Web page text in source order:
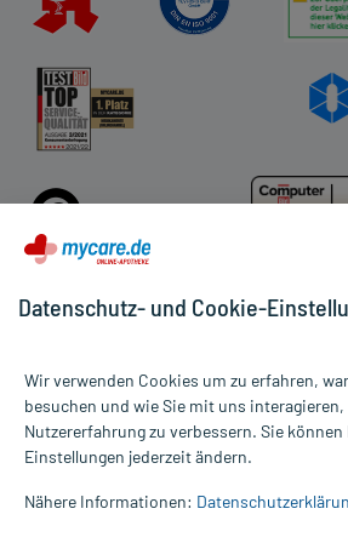
Bewertungen mit durchschnittlich 4,8 von
Alle Preise gelten inkl. MwSt., ggf. zzgl.
Informationen auf dieser Website werden
die Untersuchung und Behandlung durch
Datenschutz- und Cookie-
Wir verwenden Cookies um zu erfahren,
besuchen und wie Sie mit uns
Nutzererfahrung zu verbessern. Sie
Einstellungen jederzeit ändern.
Nähere Informationen: